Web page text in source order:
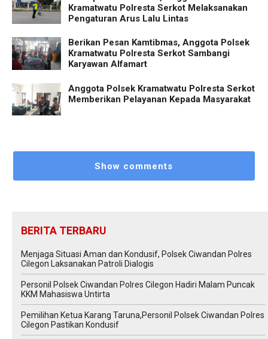
Kramatwatu Polresta Serkot Melaksanakan
Pengaturan Arus Lalu Lintas
Berikan Pesan Kamtibmas, Anggota Polsek
Kramatwatu Polresta Serkot Sambangi
Karyawan Alfamart
Anggota Polsek Kramatwatu Polresta Serkot
Memberikan Pelayanan Kepada Masyarakat
Show comments
BERITA TERBARU
Menjaga Situasi Aman dan Kondusif, Polsek Ciwandan Polres
Cilegon Laksanakan Patroli Dialogis
Personil Polsek Ciwandan Polres Cilegon Hadiri Malam Puncak
KKM Mahasiswa Untirta
Pemilihan Ketua Karang Taruna,Personil Polsek Ciwandan Polres
Cilegon Pastikan Kondusif